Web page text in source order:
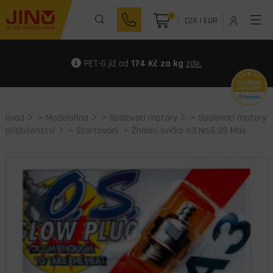
0 CZK| EUR
PET-G již od 174 Kč za kg zde.
Úvod > Modelařina > Spalovací motory > Spalovací motory
příslušenství
> Startování > Žhavící svíčka A3 No.6 OS Max